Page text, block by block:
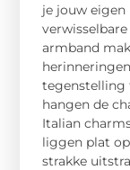
je jouw eigen
armband
tegenstelling
hangen de
Italian
liggen plat
strakke